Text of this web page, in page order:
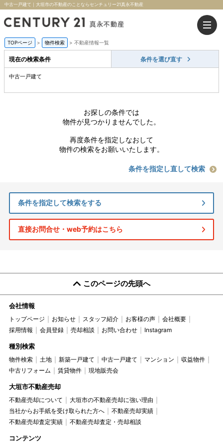
中古一戸建て｜大垣市の不動産のことならセンチュリー21真永不動産
TOPページ > 物件検索 > 不動産情報一覧
現在の検索条件 条件を選び直す
中古一戸建て
お探しの条件では
物件が見つかりませんでした。
再度条件を指定しなおして
物件の検索をお願いいたします。
条件を指定し直して検索
条件を指定して検索をする
直接お問合せ・web予約はこちら
このページの先頭へ
会社情報
トップページ お知らせ スタッフ紹介 お客様の声
会社概要
採用情報
会員登録 売却相談 お問い合わせ Instagram
種別検索
物件検索 土地 新築一戸建て 中古一戸建て マンション
収益物件
中古リフォーム
賃貸物件 現地販売会
大垣市不動産売却
不動産売却について
大垣市の不動産売却に強い理由
当社からお手紙を受け取られた方へ
不動産売却実績
不動産売却査定実績
不動産売却査定・売却相談
コンテンツ